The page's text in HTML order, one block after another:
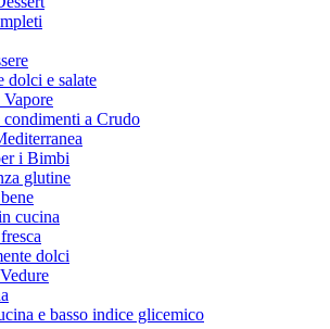
dolci e salate
Vapore
condimenti a Crudo
i Bimbi
glutine
cucina
dolci
e basso indice glicemico